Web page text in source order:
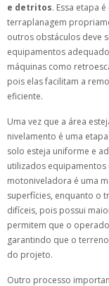
e detritos. Essa etapa
terraplanagem
outros obstáculos deve
equipamentos
máquinas como
pois elas facilitam a
eficiente.
Uma vez que a área
nivelamento é uma
solo esteja uniforme e
utilizados
motoniveladora é uma
superfícies, enquanto o
difíceis, pois possui
permitem que o
garantindo que o
do projeto.
Outro processo